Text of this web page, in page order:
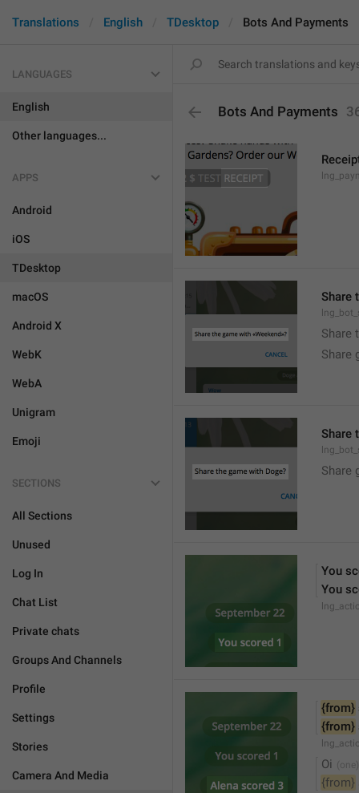
Translations English TDesktop Bots And Payments
LANGUAGES
English
Other languages...
APPS
Android
iOS
TDesktop
macOS
Android X
WebK
WebA
Unigram
Emoji
SECTIONS
All Sections
Unused
Log In
Chat List
Private chats
Groups And Channels
Profile
Settings
Stories
Camera And Media
Bots And Payments
Share
Share
Share
Share
Share
You
You
{from}
{from}
Oi
{from}